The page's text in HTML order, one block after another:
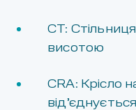
СТ:
висотою
CRA: Крісло
від’єднується